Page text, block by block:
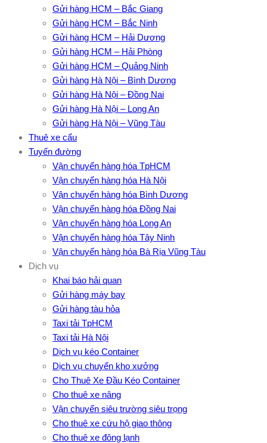
Gửi hàng HCM – Bắc Giang
Gửi hàng HCM – Bắc Ninh
Gửi hàng HCM – Hải Dương
Gửi hàng HCM – Hải Phòng
Gửi hàng HCM – Quảng Ninh
Gửi hàng Hà Nội – Bình Dương
Gửi hàng Hà Nội – Đồng Nai
Gửi hàng Hà Nội – Long An
Gửi hàng Hà Nội – Vũng Tàu
Thuê xe cẩu
Tuyến đường
Vận chuyển hàng hóa TpHCM
Vận chuyển hàng hóa Hà Nội
Vận chuyển hàng hóa Bình Dương
Vận chuyển hàng hóa Đồng Nai
Vận chuyển hàng hóa Long An
Vận chuyển hàng hóa Tây Ninh
Vận chuyển hàng hóa Bà Rịa Vũng Tàu
Dịch vụ
Khai báo hải quan
Gửi hàng máy bay
Gửi hàng tàu hỏa
Taxi tải TpHCM
Taxi tải Hà Nội
Dịch vụ kéo Container
Dịch vụ chuyển kho xưởng
Cho Thuê Xe Đầu Kéo Container
Cho thuê xe nâng
Vận chuyển siêu trường siêu trọng
Cho thuê xe cứu hộ giao thông
Cho thuê xe đông lạnh